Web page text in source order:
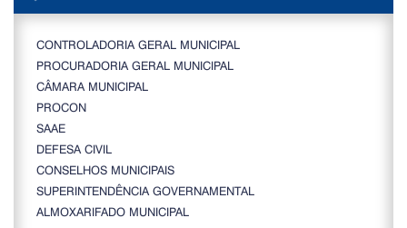
CONTROLADORIA GERAL MUNICIPAL
PROCURADORIA GERAL MUNICIPAL
CÂMARA MUNICIPAL
PROCON
SAAE
DEFESA CIVIL
CONSELHOS MUNICIPAIS
SUPERINTENDÊNCIA GOVERNAMENTAL
ALMOXARIFADO MUNICIPAL